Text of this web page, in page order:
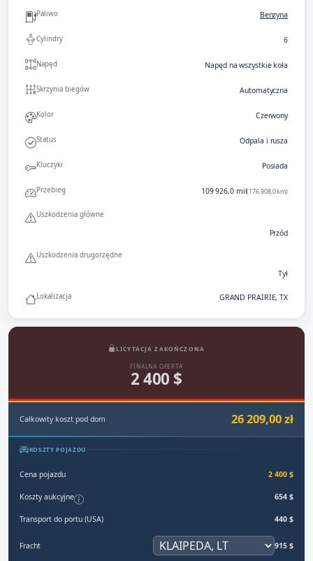
Paliwo Benzyna
Cylindry 6
Napęd Napęd na wszystkie koła
Skrzynia biegów Automatyczna
Kolor Czerwony
Status Odpala i rusza
Kluczyki Posiada
Przebieg 109 926,0 mil(176 908,0 km)
Uszkodzenia główne
Przód
Uszkodzenia drugorzędne
Tył
Lokalizacja GRAND PRAIRIE, TX
LICYTACJA ZAKOŃCZONA
FINALNA OFERTA
2 400 $
Całkowity koszt pod dom 26 209,00 zł
KOSZTY POJAZDU
Cena pojazdu 2 400 $
Koszty aukcyjne 654 $
Transport do portu (USA) 440 $
Fracht 915 $